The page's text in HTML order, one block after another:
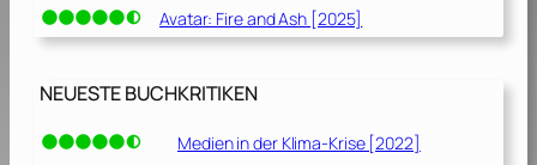
Avatar: Fire and Ash [2025]
NEUESTE BUCHKRITIKEN
Medien in der Klima-Krise [2022]